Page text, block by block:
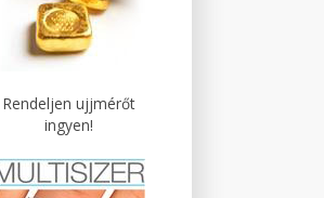
Rendeljen ujjmérőt
ingyen!